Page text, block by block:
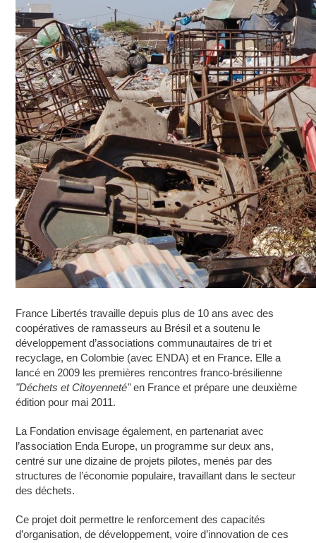
France Libertés travaille depuis plus de 10 ans avec des
coopératives de ramasseurs au Brésil et a soutenu le
développement d’associations communautaires de tri et
recyclage, en Colombie (avec ENDA) et en France. Elle a
lancé en 2009 les premières rencontres franco-brésilienne
"Déchets et Citoyenneté"en France et prépare une deuxième
édition pour mai 2011.
La Fondation envisage également, en partenariat avec
l’association Enda Europe, un programme sur deux ans,
centré sur une dizaine de projets pilotes, menés par des
structures de l’économie populaire, travaillant dans le secteur
des déchets.
Ce projet doit permettre le renforcement des capacités
d’organisation, de développement, voire d’innovation de ces